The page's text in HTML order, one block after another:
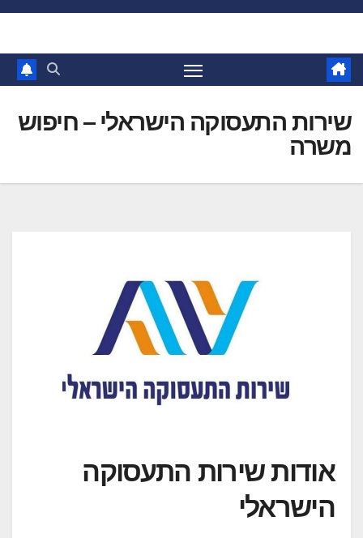
Skip
content
שירות התעסוקה הישראלי – חיפוש
משרה
אודות שירות התעסוקה
הישראלי​